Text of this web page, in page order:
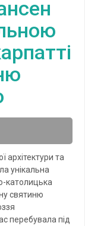
архітектури та
унікальна
католицька
святиню
перебувала під